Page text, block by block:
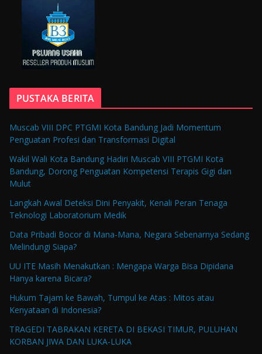
PUSTAKA BERITA
Muscab VIII DPC PTGMI Kota Bandung Jadi Momentum
Penguatan Profesi dan Transformasi Digital
Wakil Wali Kota Bandung Hadiri Muscab VIII PTGMI Kota
Bandung, Dorong Penguatan Kompetensi Terapis Gigi dan
Mulut
Langkah Awal Deteksi Dini Penyakit, Kenali Peran Tenaga
Teknologi Laboratorium Medik
Data Pribadi Bocor di Mana-Mana, Negara Sebenarnya Sedang
Melindungi Siapa?
UU ITE Masih Menakutkan : Mengapa Warga Bisa Dipidana
Hanya karena Bicara?
Hukum Tajam ke Bawah, Tumpul ke Atas : Mitos atau
Kenyataan di Indonesia?
TRAGEDI TABRAKAN KERETA DI BEKASI TIMUR, PULUHAN
KORBAN JIWA DAN LUKA-LUKA